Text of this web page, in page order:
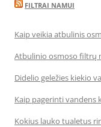
FILTRAI NAMUI
Kaip veikia atbulinis
Atbulinio osmoso filtrų
Didelio geležies kiekio
Kaip pagerinti vandens
Kokius lauko tualetus